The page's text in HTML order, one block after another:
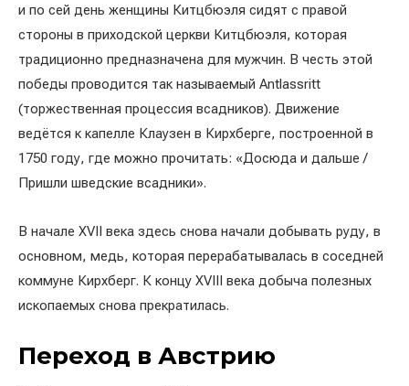
и по сей день женщины Китцбюэля сидят с правой
стороны в приходской церкви Китцбюэля, которая
традиционно предназначена для мужчин. В честь этой
победы проводится так называемый Antlassritt
(торжественная процессия всадников). Движение
ведётся к капелле Клаузен в Кирхберге, построенной в
1750 году, где можно прочитать: «Досюда и дальше /
Пришли шведские всадники».
В начале XVII века здесь снова начали добывать руду, в
основном, медь, которая перерабатывалась в соседней
коммуне Кирхберг. К концу XVIII века добыча полезных
ископаемых снова прекратилась.
Переход в Австрию